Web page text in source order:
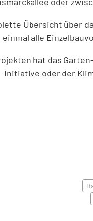
Übersicht über
einmal alle
hat das
Initiative oder der